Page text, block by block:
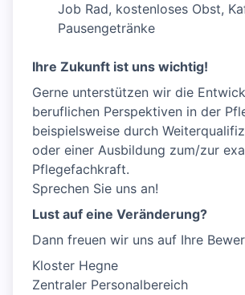
Job Rad, kostenloses Obst,
Pausengetränke
Ihre Zukunft ist uns wichtig!
Gerne unterstützen wir die
beruflichen Perspektiven in der
beispielsweise durch
oder einer Ausbildung zum/zur
Pflegefachkraft.
Sprechen Sie uns an!
Lust auf eine Veränderung?
Dann freuen wir uns auf Ihre
Kloster Hegne
Zentraler Personalbereich